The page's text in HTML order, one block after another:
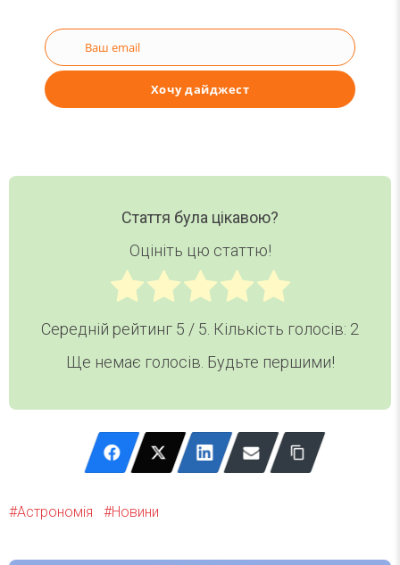
Email
Ваш email
Хочу дайджест
Стаття була цікавою?
Оцініть цю статтю!
Середній рейтинг 5 / 5. Кількість голосів: 2
Ще немає голосів. Будьте першими!
Астрономія Новини